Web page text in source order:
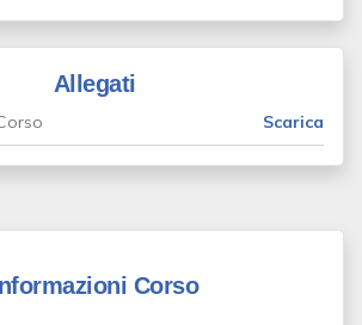
Allegati
Scarica
Corso